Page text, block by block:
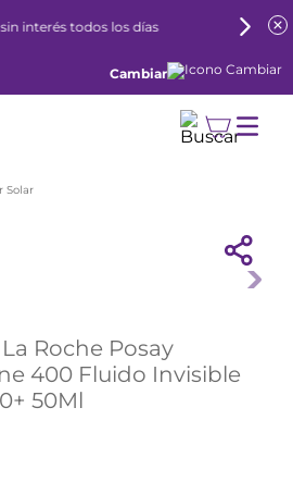
interés todos los días
Cambiar
Solar
Roche Posay
400 Fluido Invisible
50Ml